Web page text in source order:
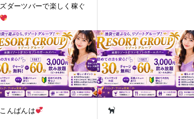
ズダーツバーで楽しく稼ぐ
こんばんは